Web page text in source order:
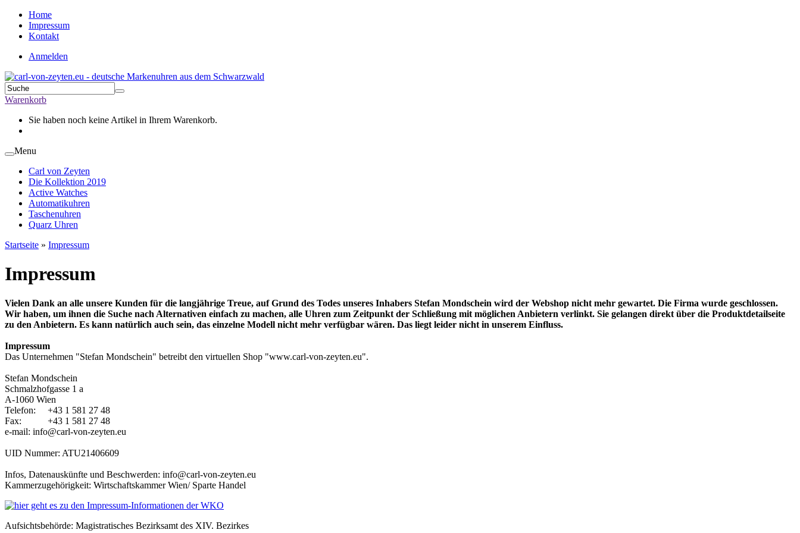
Home
Impressum
Kontakt
Anmelden
Warenkorb
Sie haben noch keine Artikel in Ihrem Warenkorb.
Menu
Carl von Zeyten
Die Kollektion 2019
Active Watches
Automatikuhren
Taschenuhren
Quarz Uhren
Startseite » Impressum
Impressum
Vielen Dank an alle unsere Kunden für die langjährige Treue, auf Grund des Todes unseres Inhabers Stefan Mondschein wird der Webshop nicht mehr gewartet. Die Firma wurde geschlossen.
Wir haben, um ihnen die Suche nach Alternativen einfach zu machen, alle Uhren zum Zeitpunkt der Schließung mit möglichen Anbietern verlinkt. Sie gelangen direkt über die Produktdetailseite
zu den Anbietern. Es kann natürlich auch sein, das einzelne Modell nicht mehr verfügbar wären. Das liegt leider nicht in unserem Einfluss.
Impressum
Das Unternehmen "Stefan Mondschein" betreibt den virtuellen Shop "www.carl-von-zeyten.eu".
Stefan Mondschein
Schmalzhofgasse 1 a
A-1060 Wien
Telefon: +43 1 581 27 48
Fax: +43 1 581 27 48
e-mail: info@carl-von-zeyten.eu
UID Nummer: ATU21406609
Infos, Datenauskünfte und Beschwerden: info@carl-von-zeyten.eu
Kammerzugehörigkeit: Wirtschaftskammer Wien/ Sparte Handel
Aufsichtsbehörde: Magistratisches Bezirksamt des XIV. Bezirkes